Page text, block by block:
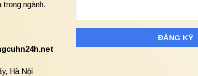
ngành.
Hà Nội